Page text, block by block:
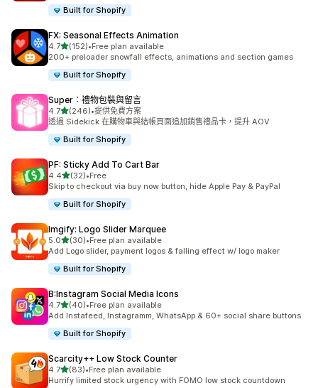
Built for Shopify
FX: Seasonal Effects Animation
4.7滿分 5 顆星
(152)
共有 152 則評價
•Free plan available
200+ preloader snowfall effects, animations and section games
Built for Shopify
Super：禮物包裝與留言
4.7滿分 5 顆星
(246)
共有 246 則評價
•提供免費方案
透過 Sidekick 在購物車與結帳頁面追加銷售禮品卡，提升 AOV
Built for Shopify
PF: Sticky Add To Cart Bar
4.4滿分 5 顆星
(32)
共有 32 則評價
•Free
Skip to checkout via buy now button, hide Apple Pay & PayPal
Built for Shopify
Imgify: Logo Slider Marquee
5.0滿分 5 顆星
(30)
共有 30 則評價
•Free plan available
Add Logo slider, payment logos & falling effect w/ logo maker
Built for Shopify
B:Instagram Social Media Icons
4.7滿分 5 顆星
(40)
共有 40 則評價
•Free plan available
Add Instafeed, Instagramm, WhatsApp & 60+ social share buttons
Built for Shopify
Scarcity++ Low Stock Counter
4.7滿分 5 顆星
(83)
共有 83 則評價
•Free plan available
Hurrify limited stock urgency with FOMO low stock countdown